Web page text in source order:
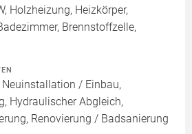
Holzheizung, Heizkörper,
Brennstoffzelle,
Neuinstallation / Einbau,
Hydraulischer Abgleich,
Renovierung / Badsanierung